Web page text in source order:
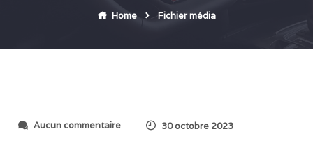
Home Fichier média
Aucun commentaires
30 octobre 2023